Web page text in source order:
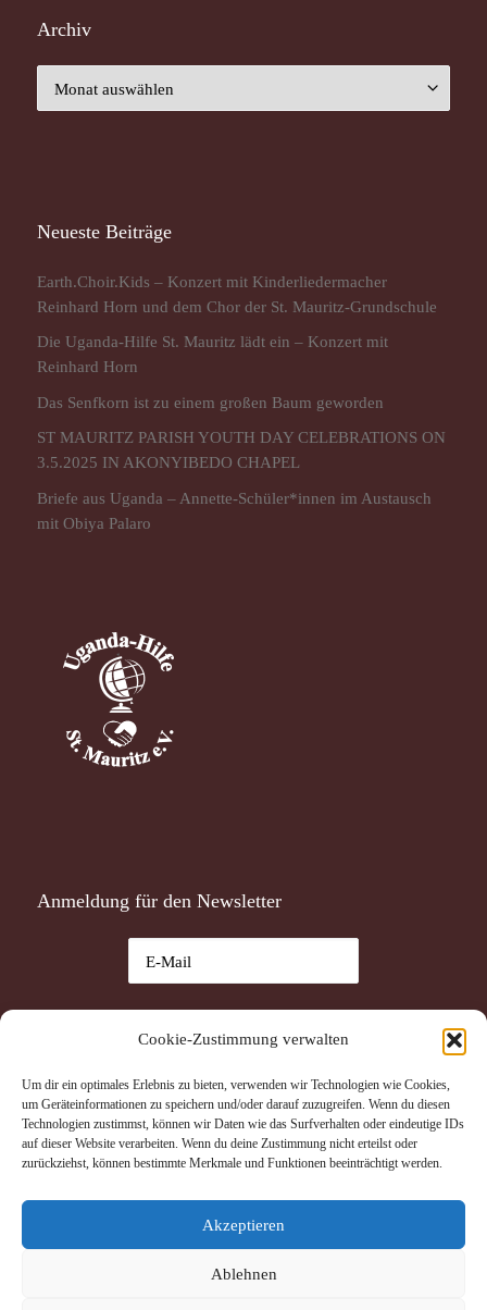
Cookie-Zustimmung verwalten
Um dir ein optimales Erlebnis zu bieten, verwenden wir Technologien wie Cookies,
um Geräteinformationen zu speichern und/oder darauf zuzugreifen. Wenn du diesen
Technologien zustimmst, können wir Daten wie das Surfverhalten oder eindeutige IDs
auf dieser Website verarbeiten. Wenn du deine Zustimmung nicht erteilst oder
zurückziehst, können bestimmte Merkmale und Funktionen beeinträchtigt werden.
Akzeptieren
Ablehnen
Archiv
Neueste Beiträge
Earth.Choir.Kids – Konzert mit Kinderliedermacher
Reinhard Horn und dem Chor der St. Mauritz-Grundschule
Die Uganda-Hilfe St. Mauritz lädt ein – Konzert mit
Reinhard Horn
Das Senfkorn ist zu einem großen Baum geworden
ST MAURITZ PARISH YOUTH DAY CELEBRATIONS ON
3.5.2025 IN AKONYIBEDO CHAPEL
Briefe aus Uganda – Annette-Schüler*innen im Austausch
mit Obiya Palaro
Anmeldung für den Newsletter
Ich habe dieDatenschutzerklärunggelesen und akzeptiere
Datenschutzerklärung
Ich akzeptiere die Datenschutzerklärung.